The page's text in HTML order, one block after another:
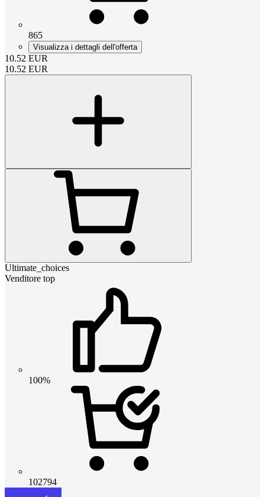
865
Visualizza i dettagli dell'offerta
10.52 EUR
10.52 EUR
Ultimate_choices
Venditore top
100%
102794